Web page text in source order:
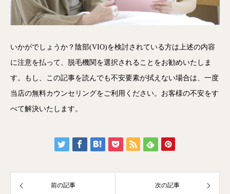
いかがでしょうか？陰部(VIO)を検討されている方は上述の内容
に注意を払って、脱毛機関を選択されることをお勧めいたしま
す。もし、この記事を読んでも不安要素が拭えない場合は、一度
当店の無料カウンセリングをご利用ください。お客様の不安をす
べて解決いたします。
前の記事 次の記事